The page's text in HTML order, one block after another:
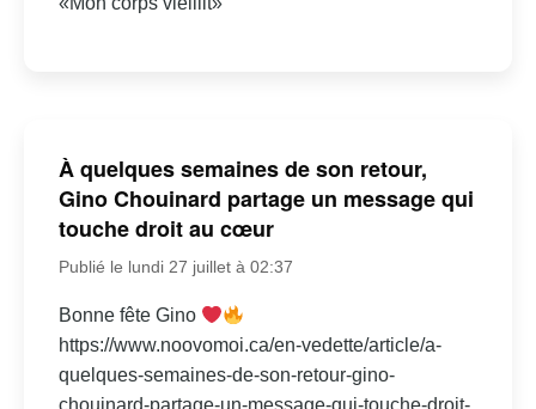
À quelques semaines de son retour,
Gino Chouinard partage un message qui
touche droit au cœur
Publié le lundi 27 juillet à 02:37
Bonne fête Gino
https://www.noovomoi.ca/en-vedette/article/a-
quelques-semaines-de-son-retour-gino-
chouinard-partage-un-message-qui-touche-droit-